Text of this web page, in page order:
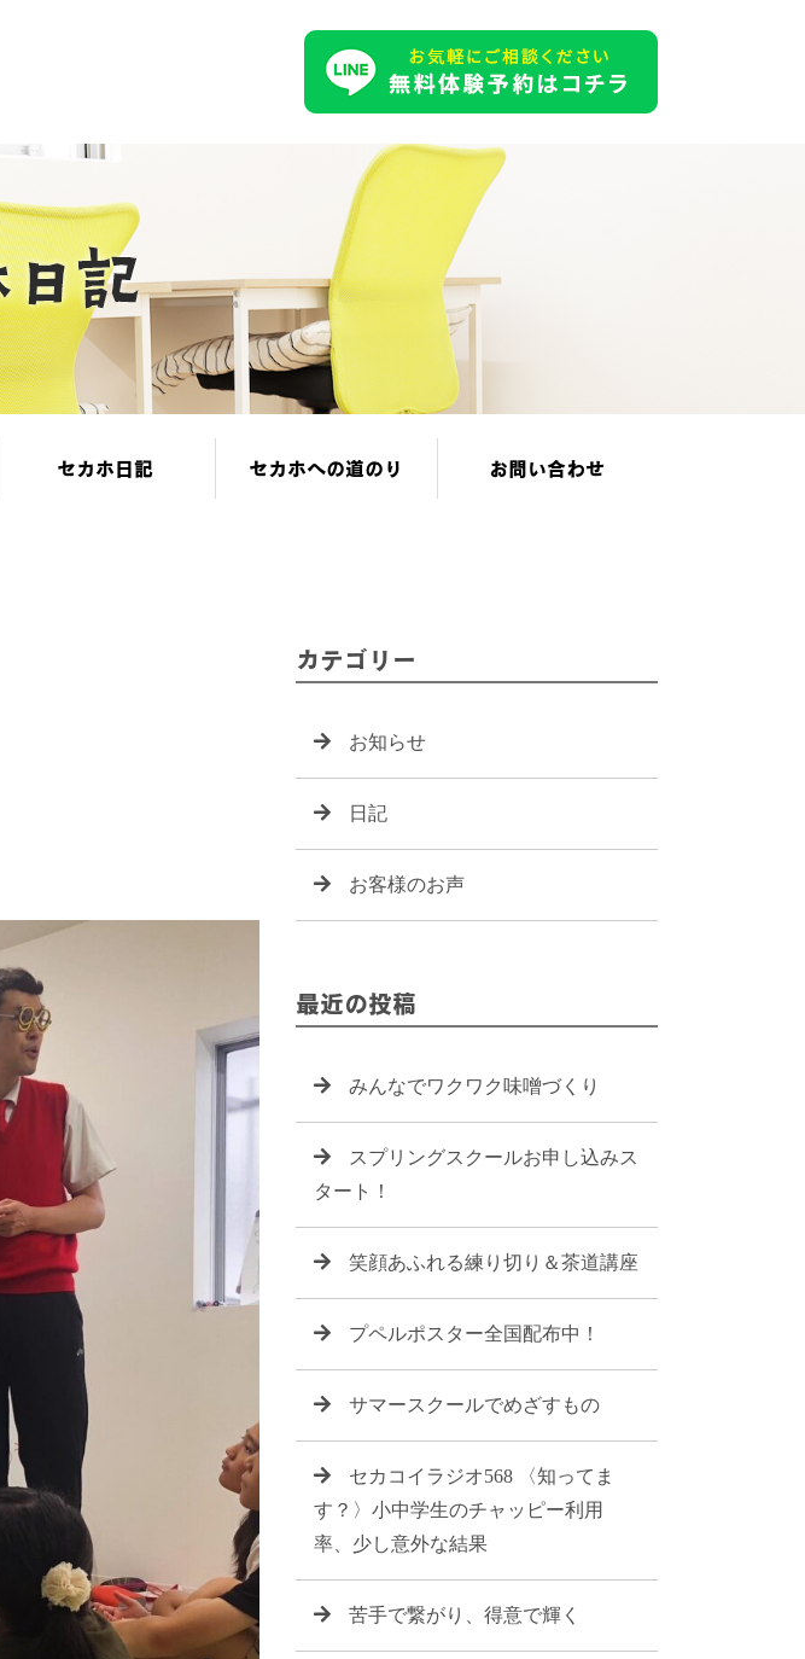
セカホ日記 セカホへの道のり お問い合わせ
カテゴリー
お知らせ
日記
お客様のお声
最近の投稿
みんなでワクワク味噌づくり
スプリングスクールお申し込みス
タート！
笑顔あふれる練り切り＆茶道講座
プペルポスター全国配布中！
サマースクールでめざすもの
セカコイラジオ568 〈知ってま
す？〉小中学生のチャッピー利用
率、少し意外な結果
苦手で繋がり、得意で輝く